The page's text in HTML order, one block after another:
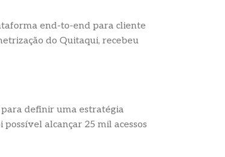
end-to-end para cliente
do Quitaqui, recebeu
para definir uma estratégia
possível alcançar 25 mil acessos